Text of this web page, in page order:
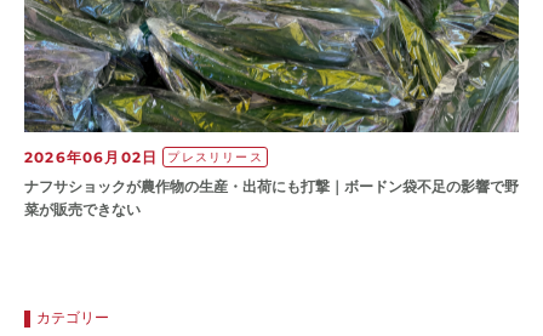
2026年06月02日 プレスリリース
ナフサショックが農作物の⽣産・出荷にも打撃｜ボードン袋不⾜の影響で野
菜が販売できない
カテゴリー